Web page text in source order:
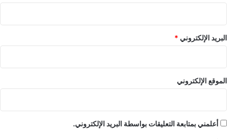
البريد الإلكتروني *
الموقع الإلكتروني
أعلمني بمتابعة التعليقات بواسطة البريد الإلكتروني.